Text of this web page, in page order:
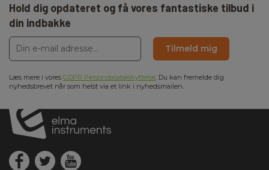
Hold dig opdateret og få vores fantastiske tilbud i
din indbakke
Tilmeld mig
Læs mere i vores GDPR Persondatabeskyttelse . Du kan fremelde dig
nyhedsbrevet når som helst via et link i nyhedsmailen.